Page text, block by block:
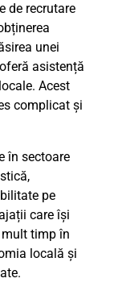
de recrutare
unei
asistență
Acest
complicat și
în sectoare
pe
care își
timp în
locală și